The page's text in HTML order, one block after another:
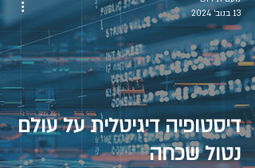
דיסטופיה דיגיטלית על עולם
נטול שכחה
13 בנוב׳ 2024